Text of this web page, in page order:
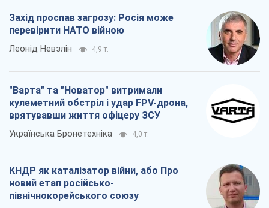
Захід проспав загрозу: Росія може
перевірити НАТО війною
Леонід Невзлін 4,9 т.
"Варта" та "Новатор" витримали
кулеметний обстріл і удар FPV-дрона,
врятувавши життя офіцеру ЗСУ
Українська Бронетехніка 4,0 т.
КНДР як каталізатор війни, або Про
новий етап російсько-
північнокорейського союзу